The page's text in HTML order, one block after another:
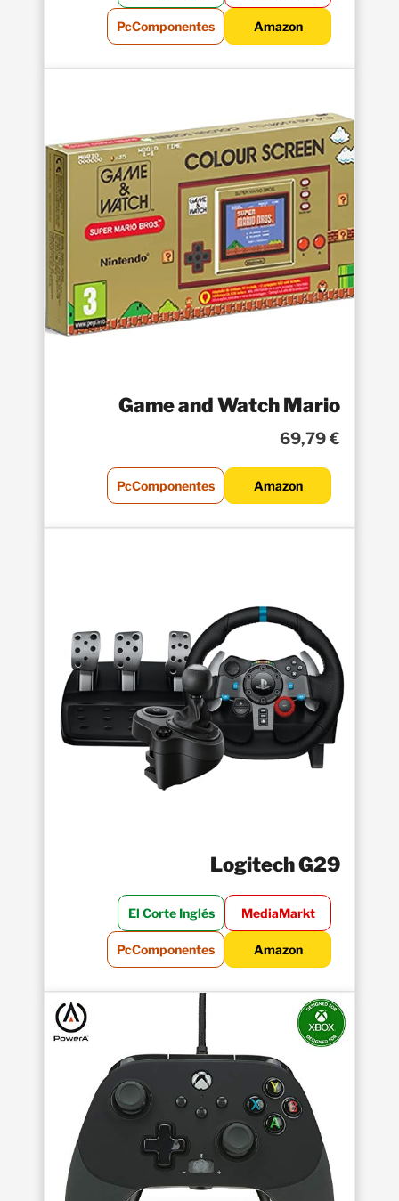
PcComponentes Amazon
Game and Watch Mario
69,79 €
PcComponentes Amazon
Logitech G29
El Corte Inglés MediaMarkt
PcComponentes Amazon